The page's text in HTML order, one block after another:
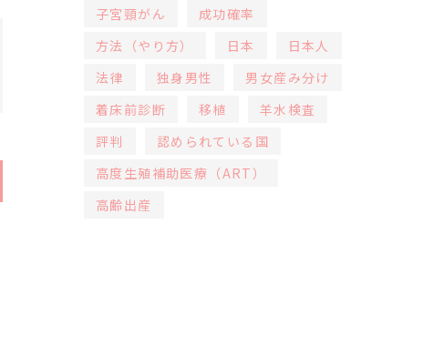
子宮頸がん
成功確率
方法（やり方）
日本
日本人
法律
独身男性
男女産み分け
着床前診断
移植
羊水検査
評判
認められている国
高度生殖補助医療（ART）
高齢出産